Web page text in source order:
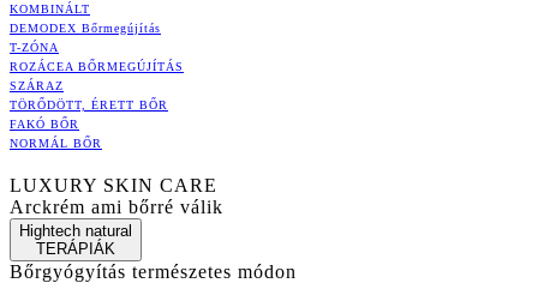
KOMBINÁLT
DEMODEX Bőrmegújítás
T-ZÓNA
ROZÁCEA BŐRMEGÚJÍTÁS
SZÁRAZ
TÖRŐDÖTT, ÉRETT BŐR
FAKÓ BŐR
NORMÁL BŐR
LUXURY SKIN CARE
Arckrém ami bőrré válik
Hightech natural
TERÁPIÁK
Bőrgyógyítás természetes módon